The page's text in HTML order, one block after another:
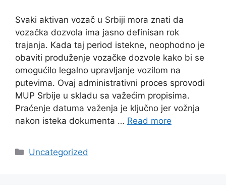
Svaki aktivan vozač u Srbiji mora znati da
vozačka dozvola ima jasno definisan rok
trajanja. Kada taj period istekne, neophodno je
obaviti produženje vozačke dozvole kako bi se
omogućilo legalno upravljanje vozilom na
putevima. Ovaj administrativni proces sprovodi
MUP Srbije u skladu sa važećim propisima.
Praćenje datuma važenja je ključno jer vožnja
nakon isteka dokumenta … Read more
Categories
Uncategorized